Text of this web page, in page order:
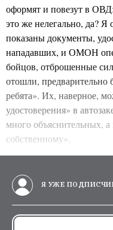
оформят и повезут в
это же нелегально, да?
показаны документы,
нападавших, и ОМОН
бойцов, отброшенные
отошли, предварительно
ребята». Их, наверное,
удостоверения» в
много объяснительных,
собственному».
Я УЖЕ